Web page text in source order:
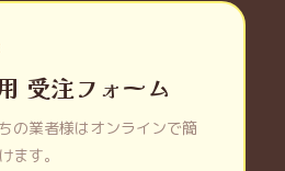
受注フォーム
の業者様はオンラインで簡
ます。